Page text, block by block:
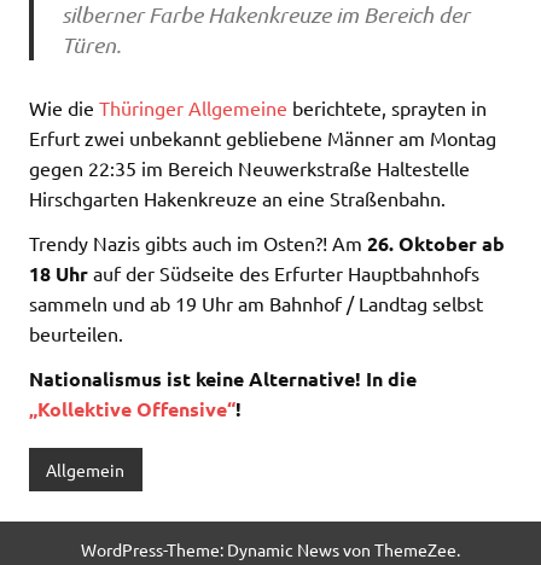
silberner Farbe Hakenkreuze im Bereich der
Türen.
Wie die Thüringer Allgemeine berichtete, sprayten in
Erfurt zwei unbekannt gebliebene Männer am Montag
gegen 22:35 im Bereich Neuwerkstraße Haltestelle
Hirschgarten Hakenkreuze an eine Straßenbahn.
Trendy Nazis gibts auch im Osten?! Am 26. Oktober ab
18 Uhr auf der Südseite des Erfurter Hauptbahnhofs
sammeln und ab 19 Uhr am Bahnhof / Landtag selbst
beurteilen.
Nationalismus ist keine Alternative! In die
„Kollektive Offensive“!
Allgemein
WordPress-Theme: Dynamic News von ThemeZee.